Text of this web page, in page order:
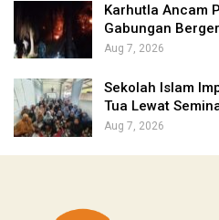
Karhutla Ancam
Gabungan
Aug 7, 2026
Sekolah Islam
Tua Lewat
Aug 7, 2026